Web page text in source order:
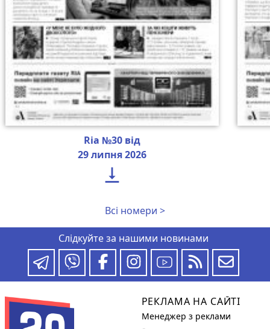
Ria №30 від
29 липня 2026

Всі номери >
Слідкуйте за нашими новинами
РЕКЛАМА НА САЙТІ
Менеджер з реклами